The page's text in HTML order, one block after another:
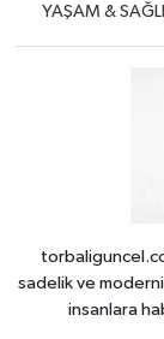
YAŞAM &
sadelik ve
insanlara